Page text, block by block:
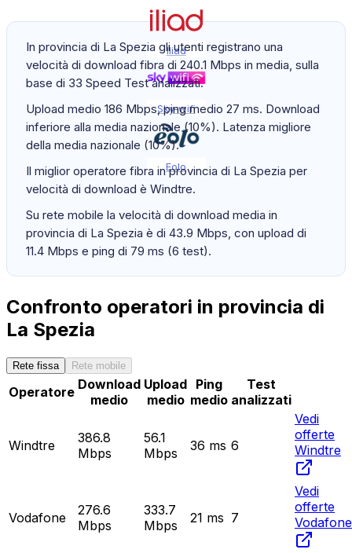
Iliad
Sky-wifi
Eolo
In provincia di La Spezia gli utenti registrano una
velocità di download fibra di 240.1 Mbps in media, sulla
base di 33 Speed Test analizzati.
Upload medio 186 Mbps, ping medio 27 ms. Download
inferiore alla media nazionale (10%). Latenza migliore
della media nazionale (10%).
Il miglior operatore fibra in provincia di La Spezia per
velocità di download è Windtre.
Su rete mobile la velocità di download media in
provincia di La Spezia è di 43.9 Mbps, con upload di
11.4 Mbps e ping di 79 ms (6 test).
Confronto operatori in provincia di
La Spezia
Rete fissa Rete mobile
Operatore Download
medio
Upload
medio
Ping
medio
Test
analizzati
Windtre
386.8
Mbps
56.1
Mbps
36 ms 6
Vedi
offerte
Windtre
Vodafone
276.6
Mbps
333.7
Mbps
21 ms 7
Vedi
offerte
Vodafone